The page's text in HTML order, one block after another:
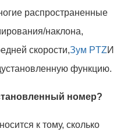
распространенные
наклона,
скорости,Зум PTZИ
функцию.
номер?
к тому, сколько